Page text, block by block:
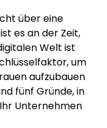
über eine
es an der Zeit,
Welt ist
um
aufzubauen
fünf Gründe, in
Unternehmen